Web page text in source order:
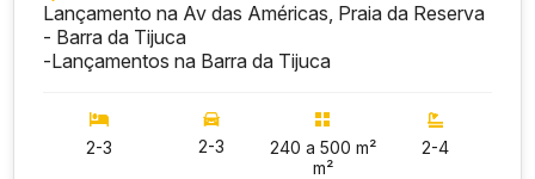
Lançamento na Av das Américas, Praia da Reserva
- Barra da Tijuca
-Lançamentos na Barra da Tijuca
2-3 2-3
240 a 500 m²
m²
2-4